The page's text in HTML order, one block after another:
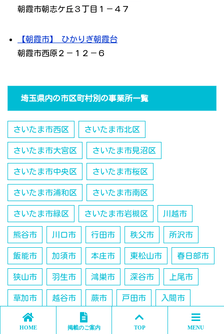
朝霞市朝志ケ丘３丁目１－４７
【朝霞市】 ひかりぎ朝霞台
朝霞市西原２－１２－６
埼玉県内の市区町村別の事業所一覧
さいたま市西区 さいたま市北区
さいたま市大宮区 さいたま市見沼区
さいたま市中央区 さいたま市桜区
さいたま市浦和区 さいたま市南区
さいたま市緑区 さいたま市岩槻区 川越市
熊谷市 川口市 行田市 秩父市 所沢市
飯能市 加須市 本庄市 東松山市 春日部市
狭山市 羽生市 鴻巣市 深谷市 上尾市
草加市 越谷市 蕨市 戸田市 入間市
鶴ヶ島市 朝霞市 和光市 新座市
HOME 掲載のご案内 TOP MENU